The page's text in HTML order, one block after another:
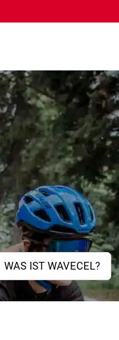
WAS IST WAVECEL?